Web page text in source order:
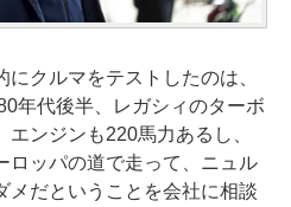
クルマをテストしたのは、
年代後半、レガシィのターボ
ンジンも220馬力あるし、
ロッパの道で走って、ニュル
メだということを会社に相談